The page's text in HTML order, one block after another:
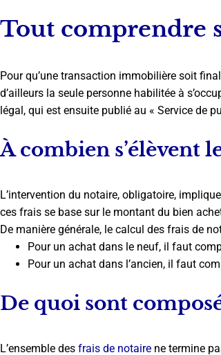
Tout comprendre
Pour qu’une transaction immobilière soit
d’ailleurs la seule personne habilitée à
légal, qui est ensuite publié au « Service de
À combien s’élèvent
L’intervention du notaire, obligatoire,
ces frais se base sur le montant du bien
De manière générale, le calcul des frais de
Pour un achat dans le neuf, il faut
Pour un achat dans l’ancien, il faut
De quoi sont
L’ensemble des frais de notaire ne termine